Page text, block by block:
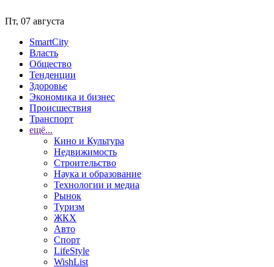
Пт, 07 августа
SmartCity
Власть
Общество
Тенденции
Здоровье
Экономика и бизнес
Происшествия
Транспорт
ещё...
Кино и Культура
Недвижимость
Строительство
Наука и образование
Технологии и медиа
Рынок
Туризм
ЖКХ
Авто
Спорт
LifeStyle
WishList